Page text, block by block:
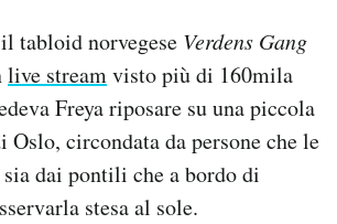
tabloid norvegese Verdens Gang
live streamvisto più di 160mila
Freya riposare su una piccola
Oslo, circondata da persone che le
dai pontili che a bordo di
stesa al sole.